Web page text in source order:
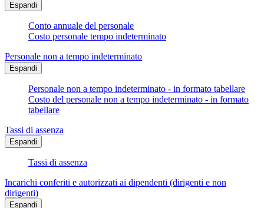
Espandi
Conto annuale del personale
Costo personale tempo indeterminato
Personale non a tempo indeterminato
Espandi
Personale non a tempo indeterminato - in formato tabellare
Costo del personale non a tempo indeterminato - in formato
tabellare
Tassi di assenza
Espandi
Tassi di assenza
Incarichi conferiti e autorizzati ai dipendenti (dirigenti e non
dirigenti)
Espandi